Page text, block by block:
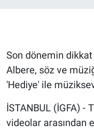
Son dönemin
Albere, söz ve
'Hediye' ile
İSTANBUL (İGFA) -
videolar arasından